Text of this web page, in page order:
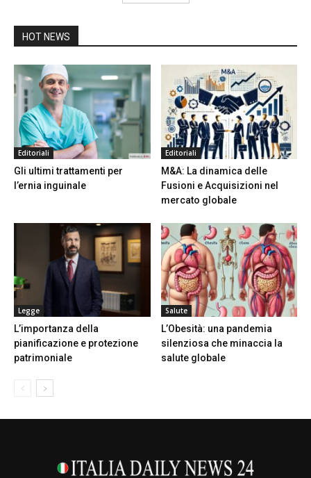
HOT NEWS
Editoriali
Gli ultimi trattamenti per
l’ernia inguinale
Editoriali
M&A: La dinamica delle
Fusioni e Acquisizioni nel
mercato globale
Legge
L’importanza della
pianificazione e protezione
patrimoniale
Salute
L’Obesità: una pandemia
silenziosa che minaccia la
salute globale